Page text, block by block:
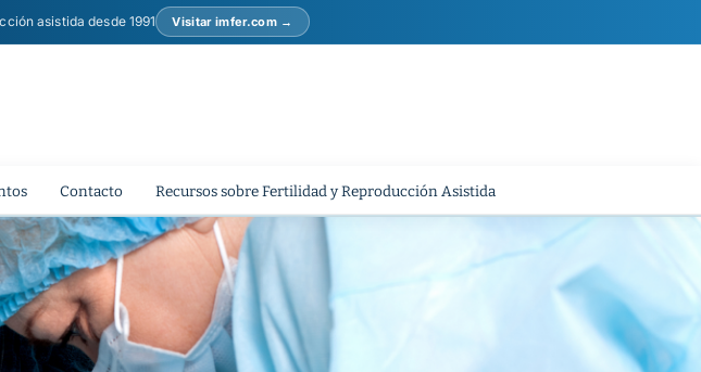
asistida desde 1991 Visitar imfer.com →
Contacto Recursos sobre Fertilidad y Reproducción Asistida